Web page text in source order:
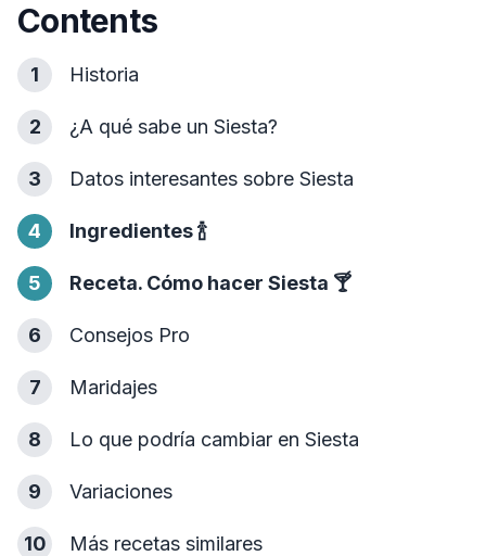
Contents
1 Historia
2 ¿A qué sabe un Siesta?
3 Datos interesantes sobre Siesta
4 Ingredientes🍾
5 Receta. Cómo hacer Siesta 🍸
6 Consejos Pro
7 Maridajes
8 Lo que podría cambiar en Siesta
9 Variaciones
10 Más recetas similares